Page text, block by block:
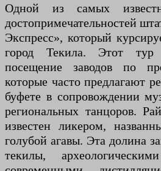
Одной из самых
достопримечательностей
Экспресс», который
город Текила. Этот
посещение заводов по
которые часто предлагают
буфете в сопровождении
региональных танцоров.
известен ликером,
голубой агавы. Эта долина
текилы,